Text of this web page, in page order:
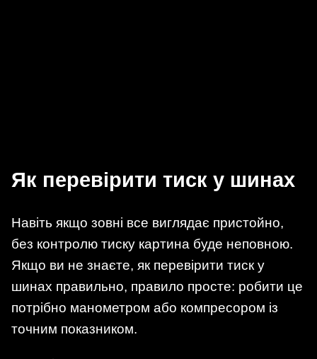
Як перевірити тиск у шинах
Навіть якщо зовні все виглядає пристойно,
без контролю тиску картина буде неповною.
Якщо ви не знаєте, як перевірити тиск у
шинах правильно, правило просте: робити це
потрібно манометром або компресором із
точним показником.